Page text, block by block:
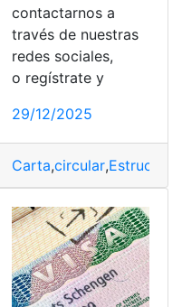
Consulta online
contactarnos a
través de nuestras
redes sociales,
o regístrate y
29/12/2025
Carta,circular,Estructura